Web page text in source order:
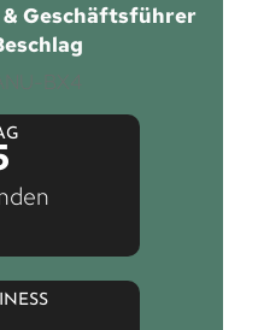
Geschäftsführer